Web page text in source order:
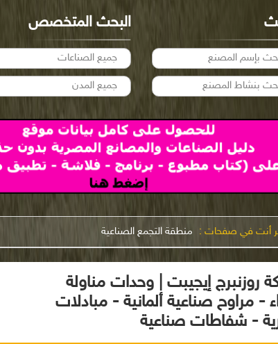
البحث المتخصص
أنت في صفحات : منطقة التجمع الصناعية
روزنبرج إيجيبت | وحدات مناولة
- مراوح صناعية ألمانية - مبادلات
- شفاطات صناعية